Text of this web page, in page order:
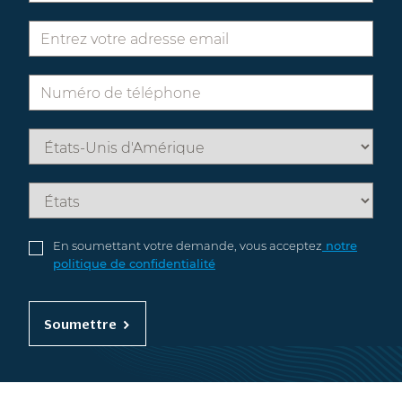
En soumettant votre demande, vous acceptez notre
politique de confidentialité
Soumettre